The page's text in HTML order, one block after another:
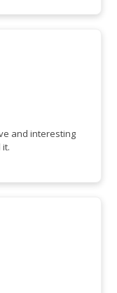
and interesting
it.